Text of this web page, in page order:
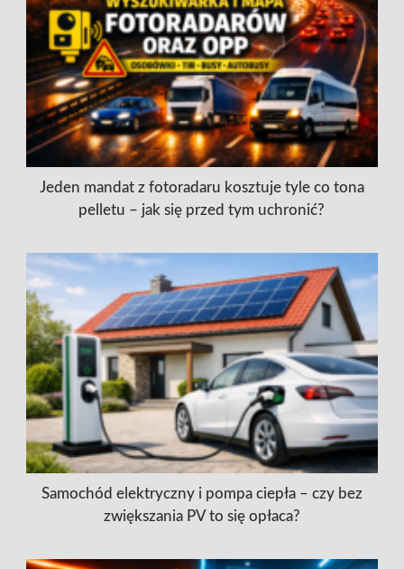
Jeden mandat z fotoradaru kosztuje tyle co tona
pelletu – jak się przed tym uchronić?
Samochód elektryczny i pompa ciepła – czy bez
zwiększania PV to się opłaca?